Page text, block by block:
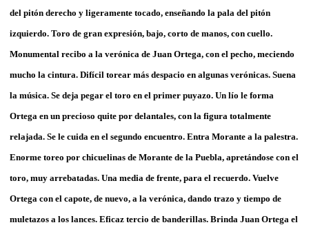
del pitón derecho y ligeramente tocado, enseñando la pala del pitón
izquierdo. Toro de gran expresión, bajo, corto de manos, con cuello.
Monumental recibo a la verónica de Juan Ortega, con el pecho, meciendo
mucho la cintura. Difícil torear más despacio en algunas verónicas. Suena
la música. Se deja pegar el toro en el primer puyazo. Un lío le forma
Ortega en un precioso quite por delantales, con la figura totalmente
relajada. Se le cuida en el segundo encuentro. Entra Morante a la palestra.
Enorme toreo por chicuelinas de Morante de la Puebla, apretándose con el
toro, muy arrebatadas. Una media de frente, para el recuerdo. Vuelve
Ortega con el capote, de nuevo, a la verónica, dando trazo y tiempo de
muletazos a los lances. Eficaz tercio de banderillas. Brinda Juan Ortega el